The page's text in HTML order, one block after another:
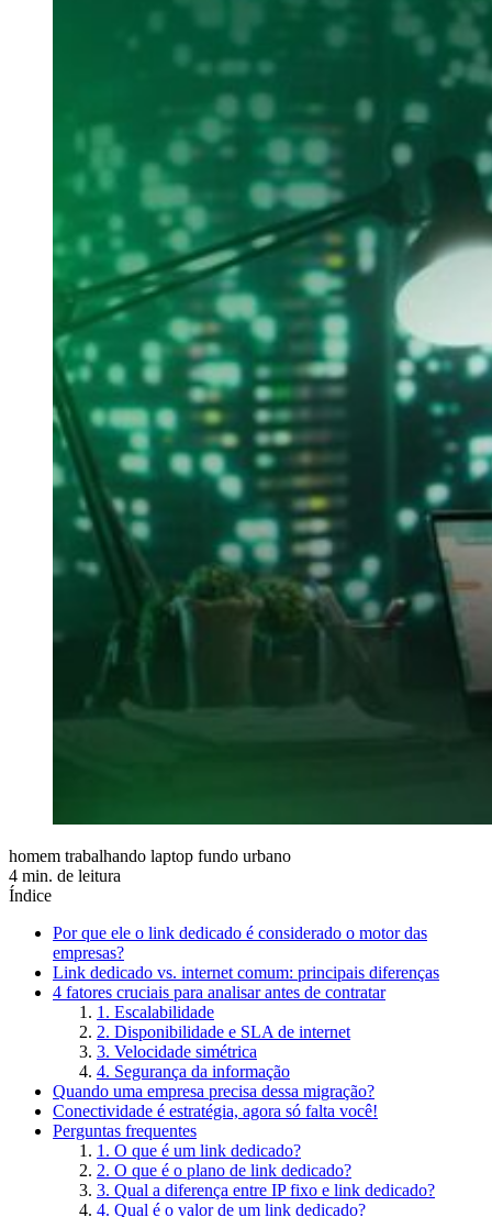
homem trabalhando laptop fundo urbano
4 min. de leitura
Índice
Por que ele o link dedicado é considerado o motor das
empresas?
Link dedicado vs. internet comum: principais diferenças
4 fatores cruciais para analisar antes de contratar
1. Escalabilidade
2. Disponibilidade e SLA de internet
3. Velocidade simétrica
4. Segurança da informação
Quando uma empresa precisa dessa migração?
Conectividade é estratégia, agora só falta você!
Perguntas frequentes
1. O que é um link dedicado?
2. O que é o plano de link dedicado?
3. Qual a diferença entre IP fixo e link dedicado?
4. Qual é o valor de um link dedicado?